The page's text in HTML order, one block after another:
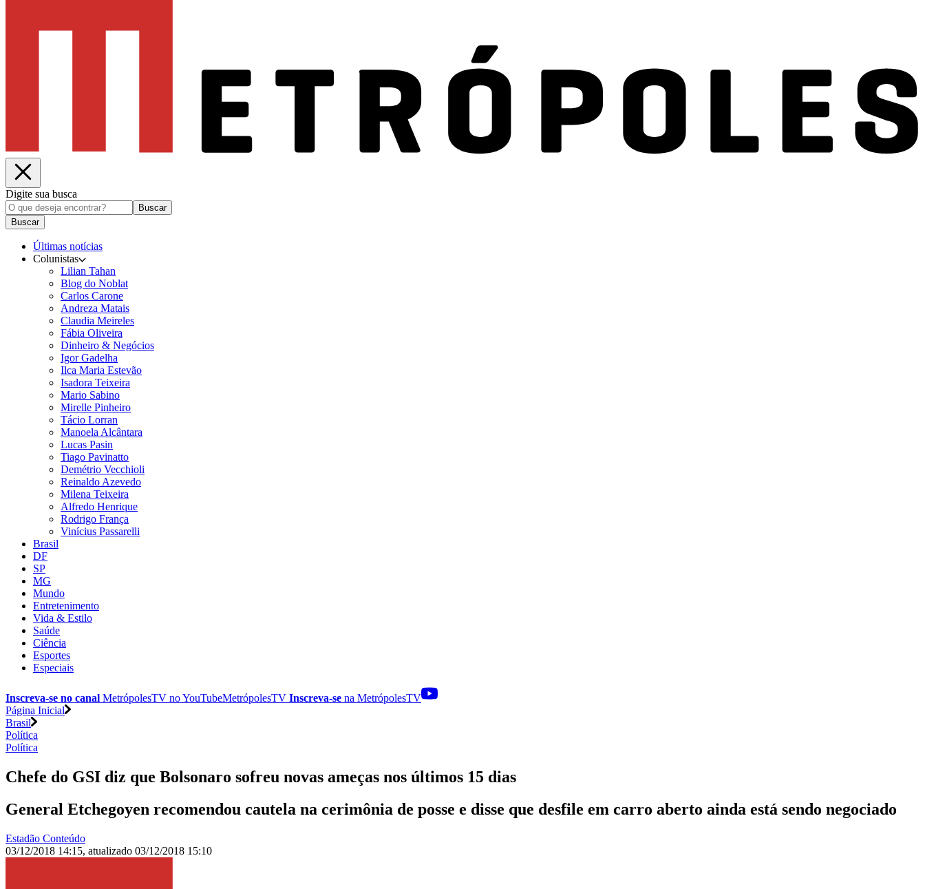
Digite sua busca
Buscar
Buscar
Últimas notícias
Colunistas
Lilian Tahan
Blog do Noblat
Carlos Carone
Andreza Matais
Claudia Meireles
Fábia Oliveira
Dinheiro & Negócios
Igor Gadelha
Ilca Maria Estevão
Isadora Teixeira
Mario Sabino
Mirelle Pinheiro
Tácio Lorran
Manoela Alcântara
Lucas Pasin
Tiago Pavinatto
Demétrio Vecchioli
Reinaldo Azevedo
Milena Teixeira
Alfredo Henrique
Rodrigo França
Vinícius Passarelli
Brasil
DF
SP
MG
Mundo
Entretenimento
Vida & Estilo
Saúde
Ciência
Esportes
Especiais
Inscreva-se no canal MetrópolesTV noYouTubeMetrópolesTV Inscreva-se na MetrópolesTV
Página Inicial
Brasil
Política
Política
Chefe do GSI diz que Bolsonaro sofreu novas ameças nos últimos 15 dias
General Etchegoyen recomendou cautela na cerimônia de posse e disse que desfile em carro aberto ainda está sendo negociado
Estadão Conteúdo
03/12/2018 14:15, atualizado 03/12/2018 15:10